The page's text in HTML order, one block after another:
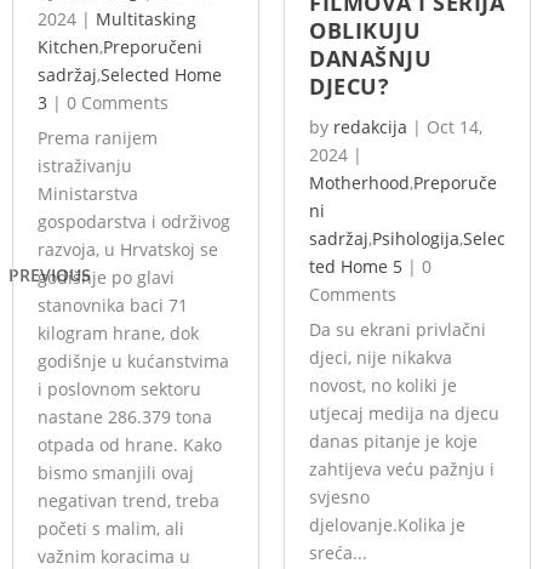
PREVIOUS
2024 | Multitasking
Kitchen,Preporučeni
sadržaj,Selected Home
3 | 0 Comments
Prema ranijem
istraživanju
Ministarstva
gospodarstva i održivog
razvoja, u Hrvatskoj se
godišnje po glavi
stanovnika baci 71
kilogram hrane, dok
godišnje u kućanstvima
i poslovnom sektoru
nastane 286.379 tona
otpada od hrane. Kako
bismo smanjili ovaj
negativan trend, treba
početi s malim, ali
važnim koracima u
OBLIKUJU
DANAŠNJU
DJECU?
by redakcija | Oct 14,
2024 |
Motherhood,Preporuče
ni
sadržaj,Psihologija,Selec
ted Home 5 | 0
Comments
Da su ekrani privlačni
djeci, nije nikakva
novost, no koliki je
utjecaj medija na djecu
danas pitanje je koje
zahtijeva veću pažnju i
svjesno
djelovanje.Kolika je
sreća...